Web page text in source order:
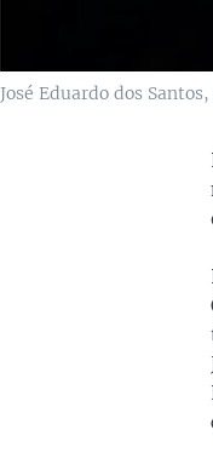
José Eduardo dos